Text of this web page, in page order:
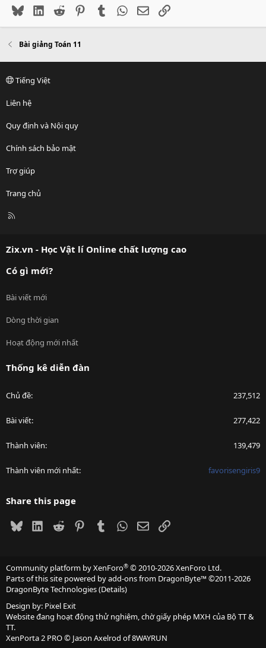
BlueskyLinkedIn
Reddit PinterestTumblr WhatsApp
EmailLink
Bài giảng Toán 11
Tiếng Việt
Liên hệ
Quy định và Nội quy
Chính sách bảo mật
Trợ giúp
Trang chủ
R
Zix.vn - Học Vật lí Online chất lượng cao
Có gì mới?
Bài viết mới
Dòng thời gian
Hoạt động mới nhất
Thống kê diễn đàn
Chủ đề 237,512
Bài viết 277,422
Thành viên 139,479
Thành viên mới nhất favorisengiris9
Share this page
BlueskyLinkedIn
Reddit PinterestTumblrWhatsApp
EmailLink
Community platform by XenForo® © 2010-2026 XenForo Ltd.
Parts of this site powered byadd-ons from DragonByte™©2011-2026
DragonByte Technologies(Details)
Design by: Pixel Exit
Website đang hoạt động thử nghiệm, chờ giấy phép MXH của Bộ TT &
TT.
XenPorta 2 PRO© Jason Axelrod of8WAYRUN